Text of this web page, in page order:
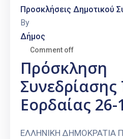
Προσκλήσεις Δημοτικού
By
Δήμος
Comment off
Πρόσκληση
Συνεδρίασης
Εορδαίας 26-
ΕΛΛΗΝΙΚΗ ΔΗΜΟΚΡΑΤΙΑ